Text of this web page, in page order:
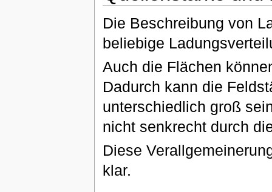
Die Beschreibung von
beliebige
Auch die Flächen
Dadurch kann die
unterschiedlich groß
nicht senkrecht durch
Diese
klar.